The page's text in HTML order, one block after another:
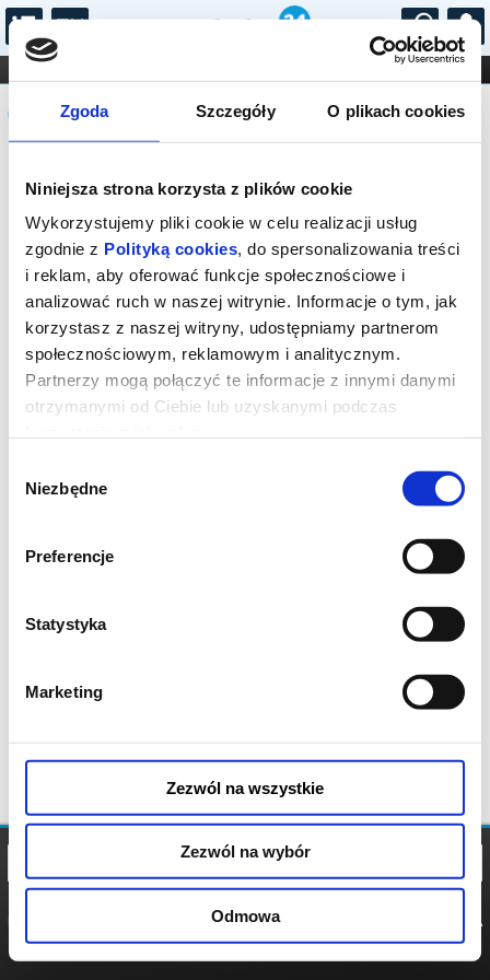
Zgoda Szczegóły O plikach cookies
Niniejsza strona korzysta z plików cookie
Wykorzystujemy pliki cookie w celu realizacji usług
zgodnie z Polityką cookies, do spersonalizowania treści
i reklam, aby oferować funkcje społecznościowe i
analizować ruch w naszej witrynie. Informacje o tym, jak
korzystasz z naszej witryny, udostępniamy partnerom
społecznościowym, reklamowym i analitycznym.
Partnerzy mogą połączyć te informacje z innymi danymi
otrzymanymi od Ciebie lub uzyskanymi podczas
zgody
Niezbędne
Preferencje
Statystyka
Marketing
Zezwól na wszystkie
Zezwól na wybór
Odmowa
...
FILHARMONIA OPERA I BALET
STAND-UP
DLA DZIECI
Komunikat
Sprzedaż on-line została zakończona,
sprawdź dostępność biletów w kasach
instytucji.
POLITYKA
POLITYKA